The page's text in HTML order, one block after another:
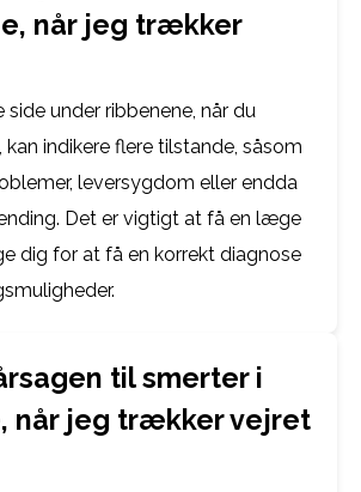
når jeg trækker
side under ribbenene, når du
indikere flere tilstande, såsom
leversygdom eller endda
Det er vigtigt at få en læge
dig for at få en korrekt diagnose
til smerter i
når jeg trækker vejret